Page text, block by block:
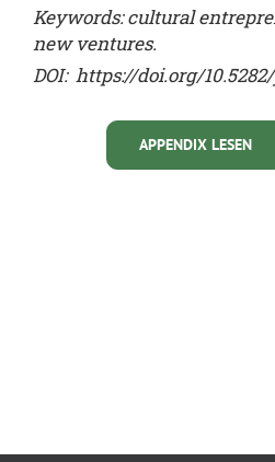
Keywords: cultural
new ventures.
DOI: https://doi.org/
APPENDIX LESEN